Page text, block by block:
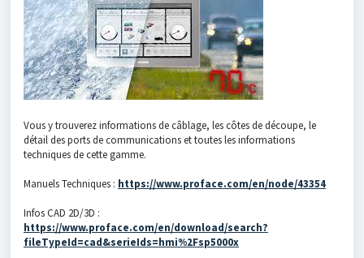
Vous y trouverez informations de câblage, les côtes de découpe, le
détail des ports de communications et toutes les informations
techniques de cette gamme.
Manuels Techniques : https://www.proface.com/en/node/43354
Infos CAD 2D/3D :
https://www.proface.com/en/download/search?
fileTypeId=cad&serieIds=hmi%2Fsp5000x